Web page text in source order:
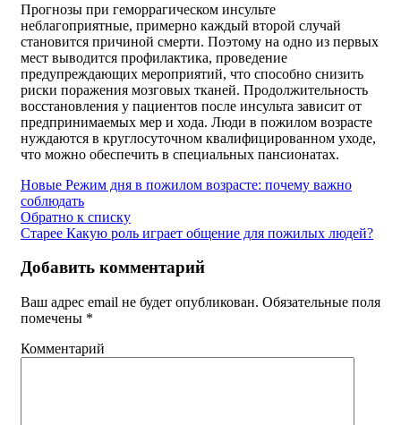
Прогнозы при геморрагическом инсульте
неблагоприятные, примерно каждый второй случай
становится причиной смерти. Поэтому на одно из первых
мест выводится профилактика, проведение
предупреждающих мероприятий, что способно снизить
риски поражения мозговых тканей. Продолжительность
восстановления у пациентов после инсульта зависит от
предпринимаемых мер и хода. Люди в пожилом возрасте
нуждаются в круглосуточном квалифицированном уходе,
что можно обеспечить в специальных пансионатах.
Новые Режим дня в пожилом возрасте: почему важно
соблюдать
Обратно к списку
Старее Какую роль играет общение для пожилых людей?
Добавить комментарий
Ваш адрес email не будет опубликован. Обязательные поля
помечены *
Комментарий